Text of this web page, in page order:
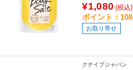
¥1,080 (税込)
ポイント：108
お取り寄せ
クナイプジャパン